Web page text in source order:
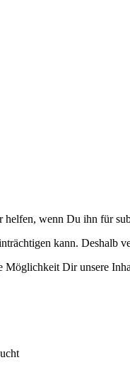
wenn Du ihn für
kann. Deshalb
Dir unsere